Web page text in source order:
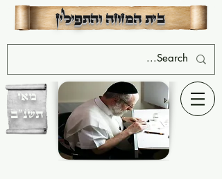
בִּקְלִיק
הַמְּסַיַּעַת
בית המזוזה והתפילין
מאז
תשנ"ב